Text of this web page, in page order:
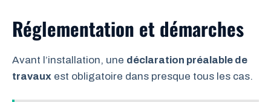
Réglementation et démarches
Avant l’installation, une déclaration préalable de
travaux est obligatoire dans presque tous les cas.